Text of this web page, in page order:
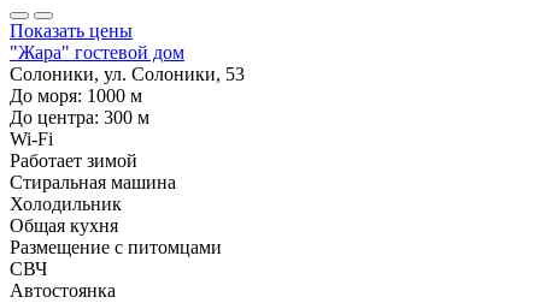
Показать цены
"Жара" гостевой дом
Солоники, ул. Солоники, 53
До моря: 1000 м
До центра: 300 м
Wi-Fi
Работает зимой
Стиральная машина
Холодильник
Общая кухня
Размещение с питомцами
СВЧ
Автостоянка